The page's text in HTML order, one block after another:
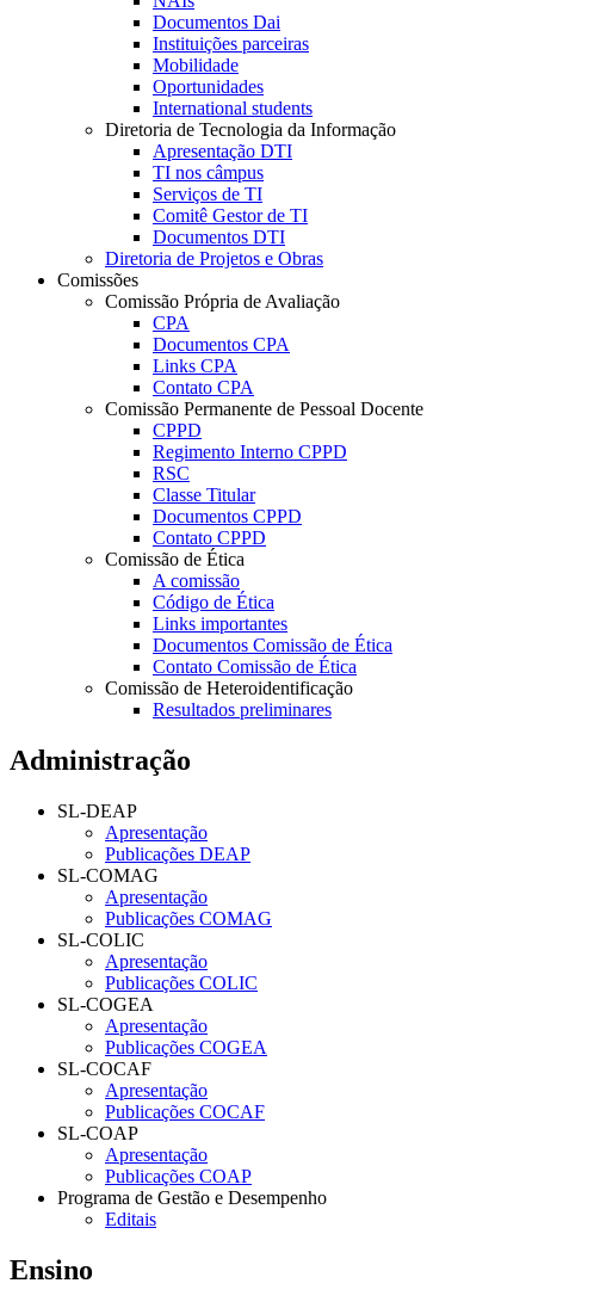
Documentos Dai
Instituições parceiras
Mobilidade
Oportunidades
International students
Diretoria de Tecnologia da Informação
Apresentação DTI
TI nos câmpus
Serviços de TI
Comitê Gestor de TI
Documentos DTI
Diretoria de Projetos e Obras
Comissões
Comissão Própria de Avaliação
CPA
Documentos CPA
Links CPA
Contato CPA
Comissão Permanente de Pessoal Docente
CPPD
Regimento Interno CPPD
RSC
Classe Titular
Documentos CPPD
Contato CPPD
Comissão de Ética
A comissão
Código de Ética
Links importantes
Documentos Comissão de Ética
Contato Comissão de Ética
Comissão de Heteroidentificação
Resultados preliminares
Administração
SL-DEAP
Apresentação
Publicações DEAP
SL-COMAG
Apresentação
Publicações COMAG
SL-COLIC
Apresentação
Publicações COLIC
SL-COGEA
Apresentação
Publicações COGEA
SL-COCAF
Apresentação
Publicações COCAF
SL-COAP
Apresentação
Publicações COAP
Programa de Gestão e Desempenho
Editais
Ensino